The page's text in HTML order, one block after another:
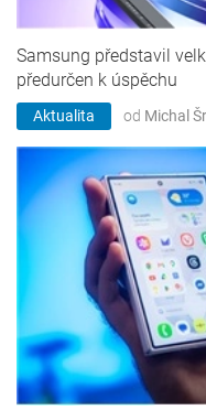
Samsung představil
předurčen k úspěchu
Aktualita od Michal